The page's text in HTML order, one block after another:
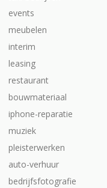
events
meubelen
interim
leasing
restaurant
bouwmateriaal
iphone-reparatie
muziek
pleisterwerken
auto-verhuur
bedrijfsfotografie